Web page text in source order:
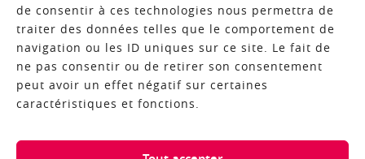
de consentir à ces technologies nous permettra de
traiter des données telles que le comportement de
navigation ou les ID uniques sur ce site. Le fait de
ne pas consentir ou de retirer son consentement
peut avoir un effet négatif sur certaines
caractéristiques et fonctions.
BROCHURES
NEWSLETTER
COPYRIGHT © 2018 - RÉALISATION ALTIMAX